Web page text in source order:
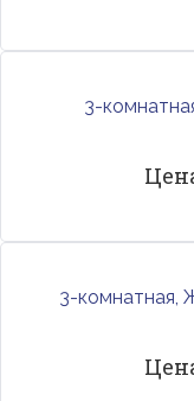
3-
3-комнатная,